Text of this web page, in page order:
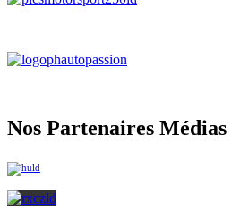
Nos Partenaires Médias